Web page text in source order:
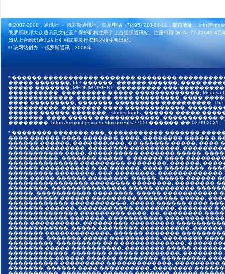
© 2007-2008，通讯社 － 俄罗斯通讯社。联系电话 +7(495) 718-84-11，邮箱地址：
俄罗斯联邦大众通讯及文化遗产保护机构注册了上合组织通讯站。注册申请 Эл № 77-31649 4月
如从上合组织通讯站上引用或重发行资料必须注明出处。
© 该网站创办 －俄罗斯通讯 ，2008年
* ������ ����������� ������� ��������
����� �������, Idel.������, ������.������,
����� �������, MEDIUM-ORIENT, ��������� ���
����������, ��������� ����� �������������, Medusa
�������������, ������� ���� ���������, ����
���� ���������, ������� ��������� ����������,
����������, �������� ���� ������������,
������ ������ �������, Istories fonds, ������ �����
�������, ���� ����� �������������, �����������
��������: https://minjust.gov.ru/ru/documents/7755/ ������ �� 03.09.2021
* �������� ������� ���, ����������� �������
���� ������ ���� ������� ����, �������� ����� �
������ ������, �������.���, �� ������ �����,
���� �����������, �������� ����������,
����������� ����, ���������� ������� �����,
����������, ������� �����, � ������ ����
�������������� ��������� ��������, ������,
������ ���������� � �� ������, ���� ��������,
��������� ��������, ��� ��������,
���� ����� ������ ��������, �����, ����� ������
���������������� �������� ��������, ��������
��������, ��������������� ����� ��������
�����, ����������� ��������, ����� �����������
���������� ������ ��������� �������� �����,
������������ ����������-�, ����� ������ ����
������� ������, ����������� ��������, �������
�������������� ��������� ����. ��, ��������
������������ �������, �����������
���� ����������, ��������� ���������
������������, ����� �������� ����������,
������� �������������, ������ �������
�������, ������� ����� ����������, ��������
���������, ��������� ��� �������������,
������� ����� ����������, �������� �����
������������, ������� ������ ��������,
���������-������ ������ ��������, ���������
���������� ��������� �������������, ���������
�������, ������ ���� ����������, ��������